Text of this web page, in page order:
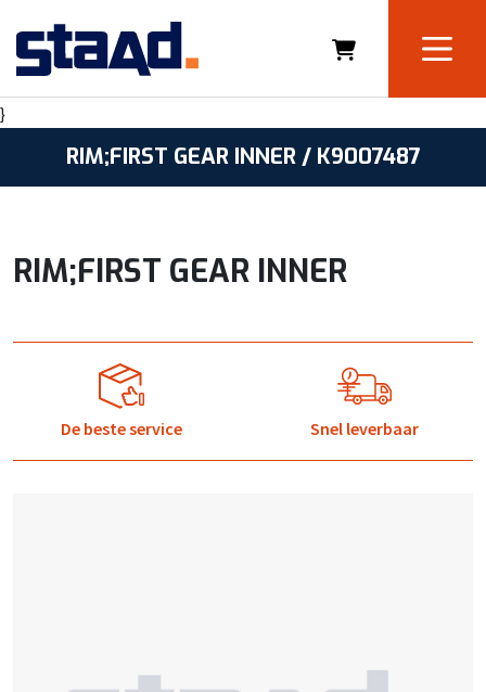
}
RIM;FIRST GEAR INNER / K9007487
RIM;FIRST GEAR INNER
De beste service Snel leverbaar